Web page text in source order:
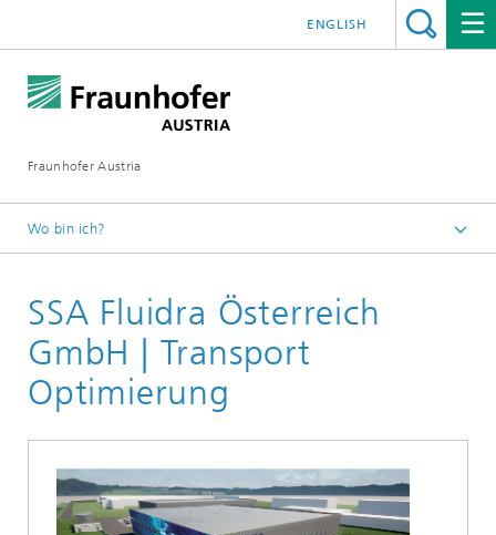
Fraunhofer Austria
ENGLISH
Wo bin ich?
Leistungen
Referenzen Logistik und Supply Chain Management
SSA Fluidra Österreich
GmbH | Transport
Optimierung